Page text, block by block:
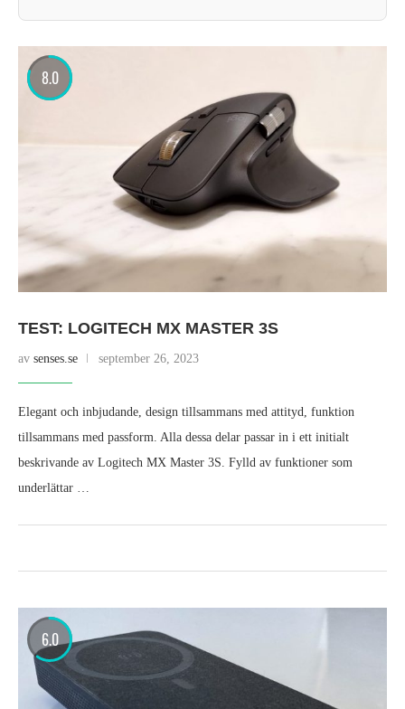
8.0
TEST: LOGITECH MX MASTER 3S
av senses.se september 26, 2023
Elegant och inbjudande, design tillsammans med attityd, funktion
tillsammans med passform. Alla dessa delar passar in i ett initialt
beskrivande av Logitech MX Master 3S. Fylld av funktioner som
underlättar …
6.0